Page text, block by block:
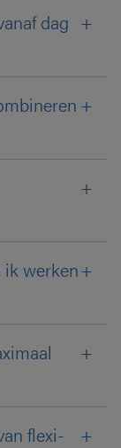
dag
werken
flexi-